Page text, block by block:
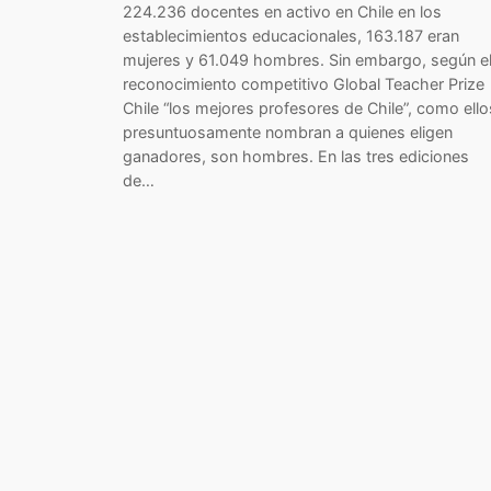
224.236 docentes en activo en Chile en los
establecimientos educacionales, 163.187 eran
mujeres y 61.049 hombres. Sin embargo, según el
reconocimiento competitivo Global Teacher Prize
Chile “los mejores profesores de Chile”, como
presuntuosamente nombran a quienes eligen
ganadores, son hombres. En las tres ediciones
de…